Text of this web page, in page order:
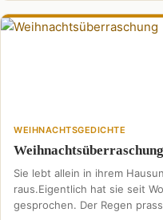
WEIHNACHTSGEDICHTE
Weihnachtsüberraschung
Sie lebt allein in ihrem
raus.Eigentlich hat sie seit
gesprochen. Der Regen